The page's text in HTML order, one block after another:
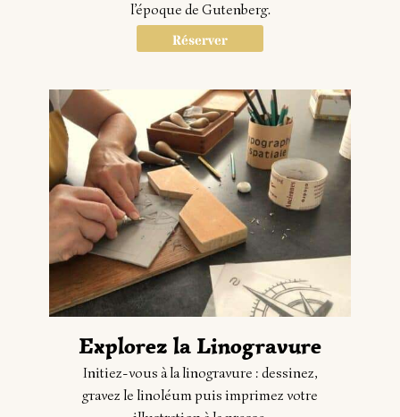
l’époque de Gutenberg.
Réserver
Explorez la Linogravure​
Initiez-vous à la linogravure : dessinez,
gravez le linoléum puis imprimez votre